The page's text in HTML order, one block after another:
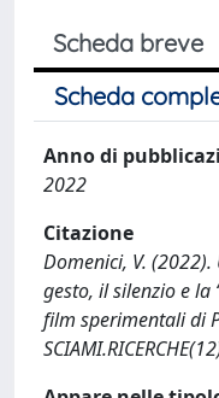
Scheda breve
Scheda
Anno di
2022
Citazione
Domenici, V.
gesto, il silenzio e la
film sperimentali di